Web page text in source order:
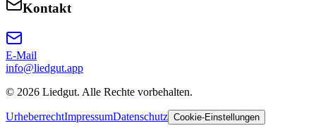
Kontakt
E-Mail
info@liedgut.app
© 2026 Liedgut. Alle Rechte vorbehalten.
UrheberrechtImpressumDatenschutz Cookie-Einstellungen